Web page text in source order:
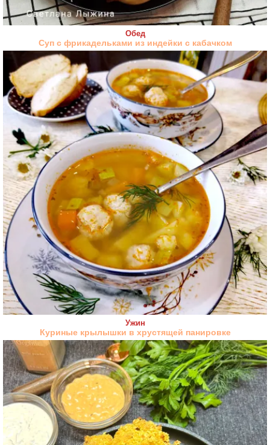
Обед
Суп с фрикадельками из индейки с кабачком
Ужин
Куриные крылышки в хрустящей панировке